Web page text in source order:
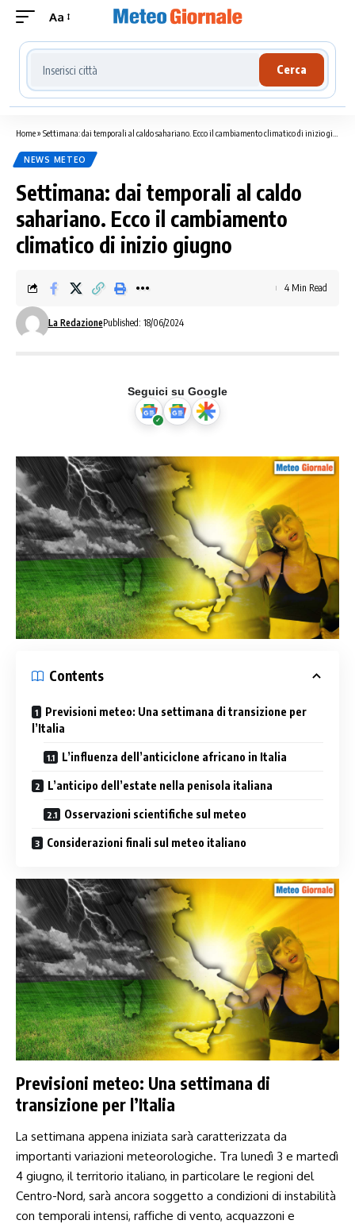
Aa
Cerca località meteo
Cerca
Home» Settimana: dai temporali al caldo sahariano. Ecco il cambiamento climatico di inizio giugno
NEWS METEO
Settimana: dai temporali al caldo
sahariano. Ecco il cambiamento
climatico di inizio giugno
La RedazionePublished: 18/06/2024
4 Min Read
Seguici su Google
Contents
Previsioni meteo: Una settimana di transizione per
l’Italia
L’influenza dell’anticiclone africano in Italia
L’anticipo dell’estate‌ nella⁣ penisola italiana
Osservazioni scientifiche ​sul meteo
Considerazioni finali sul meteo italiano
Previsioni meteo: Una settimana di
transizione per l’Italia
La ⁤settimana ⁤appena iniziata sarà caratterizzata da
importanti variazioni ‍meteorologiche. Tra lunedì 3 ⁢e martedì
4 giugno, il territorio italiano, ​in particolare le regioni del
Centro-Nord, sarà ancora soggetto a condizioni di instabilità
con temporali intensi, raffiche di vento, ​acquazzoni ⁣e